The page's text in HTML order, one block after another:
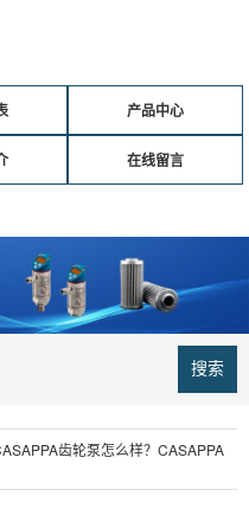
产品中心
在线留言
搜索
齿轮泵怎么样？CASAPPA